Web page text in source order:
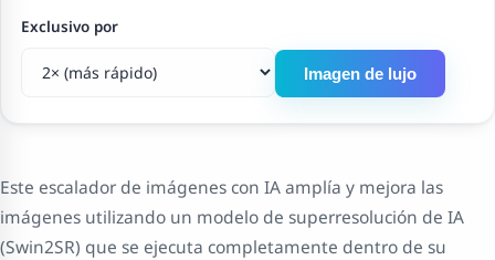
Exclusivo por
Imagen de lujo
Este escalador de imágenes con IA amplía y mejora las
imágenes utilizando un modelo de superresolución de IA
(Swin2SR) que se ejecuta completamente dentro de su